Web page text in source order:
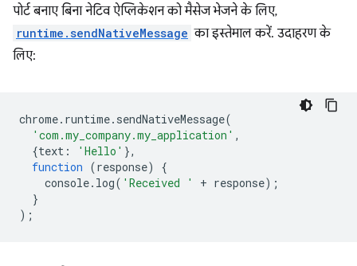
पोर्ट बनाए बिना नेटिव ऐप्लिकेशन को मैसेज भेजने के लिए,
runtime.sendNativeMessage का इस्तेमाल करें. उदाहरण के
लिए:
chrome. runtime. sendNativeMessage(
'com.my_company.my_application' ,
{text : 'Hello' },
function (response)
{
console. log( 'Received ' + response);
}
);